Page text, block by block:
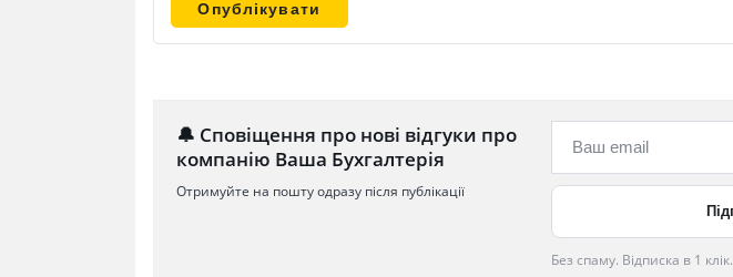
🔔 Сповіщення про нові відгуки про
компанію Ваша Бухгалтерія
Отримуйте на пошту одразу після публікації
Без спаму. Відписка в 1 клік.